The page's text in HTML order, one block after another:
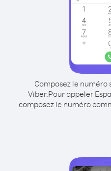
Composez le numéro
Viber.Pour appeler
composez le numéro